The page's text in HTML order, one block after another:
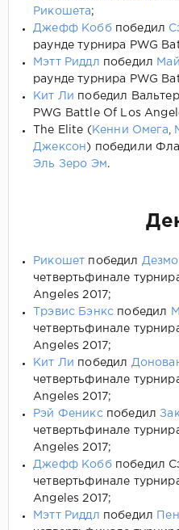
Рикошета;
Джефф Коббпобедил
раунде турнира PWG
Мэтт Риддл победил
раунде турнира PWG
Кит Ли победил
PWG Battle Of Los
The Elite ( Кенни Омега
Джексон) победили
Эль Зеро Эм.
Рикошет победил
четвертьфинале
Angeles 2017;
Трэвис Бэнкс победил
четвертьфинале
Angeles 2017;
Кит Ли победил
четвертьфинале
Angeles 2017;
Рэй Феникспобедил
четвертьфинале
Angeles 2017;
Джефф Коббпобедил
четвертьфинале
Angeles 2017;
Мэтт Риддл победил